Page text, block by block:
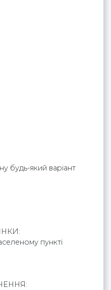
будь-який варіант
пункті